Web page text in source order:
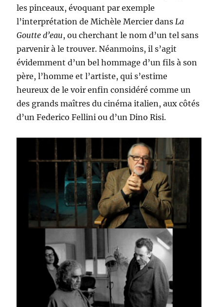
les pinceaux, évoquant par exemple
l’interprétation de Michèle Mercier dansLa
Goutte d’eau, ou cherchant le nom d’un tel sans
parvenir à le trouver. Néanmoins, il s’agit
évidemment d’un bel hommage d’un fils à son
père, l’homme et l’artiste, qui s’estime
heureux de le voir enfin considéré comme un
des grands maîtres du cinéma italien, aux côtés
d’un Federico Fellini ou d’un Dino Risi.